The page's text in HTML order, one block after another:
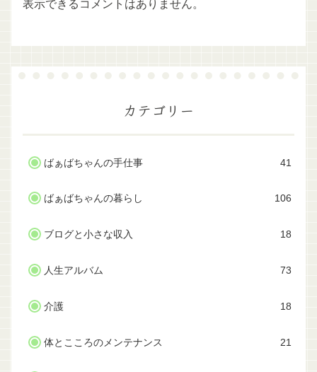
表示できるコメントはありません。
カテゴリー
ばぁばちゃんの手仕事 41
ばぁばちゃんの暮らし 106
ブログと小さな収入 18
人生アルバム 73
介護 18
体とこころのメンテナンス 21